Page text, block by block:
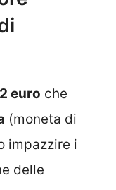
euro che
(moneta di
impazzire i
delle